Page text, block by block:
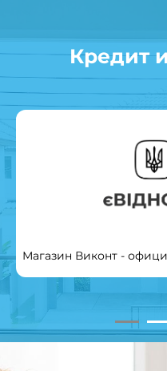
Кредит
Магазин Виконт -